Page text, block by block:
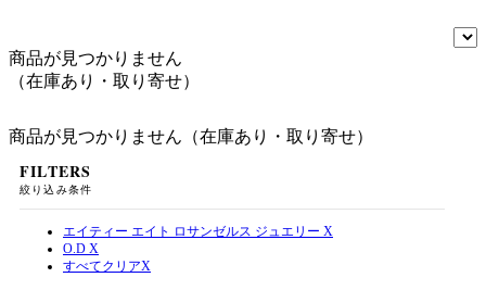
商品が見つかりません
（在庫あり・取り寄せ）
商品が見つかりません（在庫あり・取り寄せ）
FILTERS
絞り込み条件
エイティー エイト ロサンゼルス ジュエリー X
O.D X
すべてクリアX